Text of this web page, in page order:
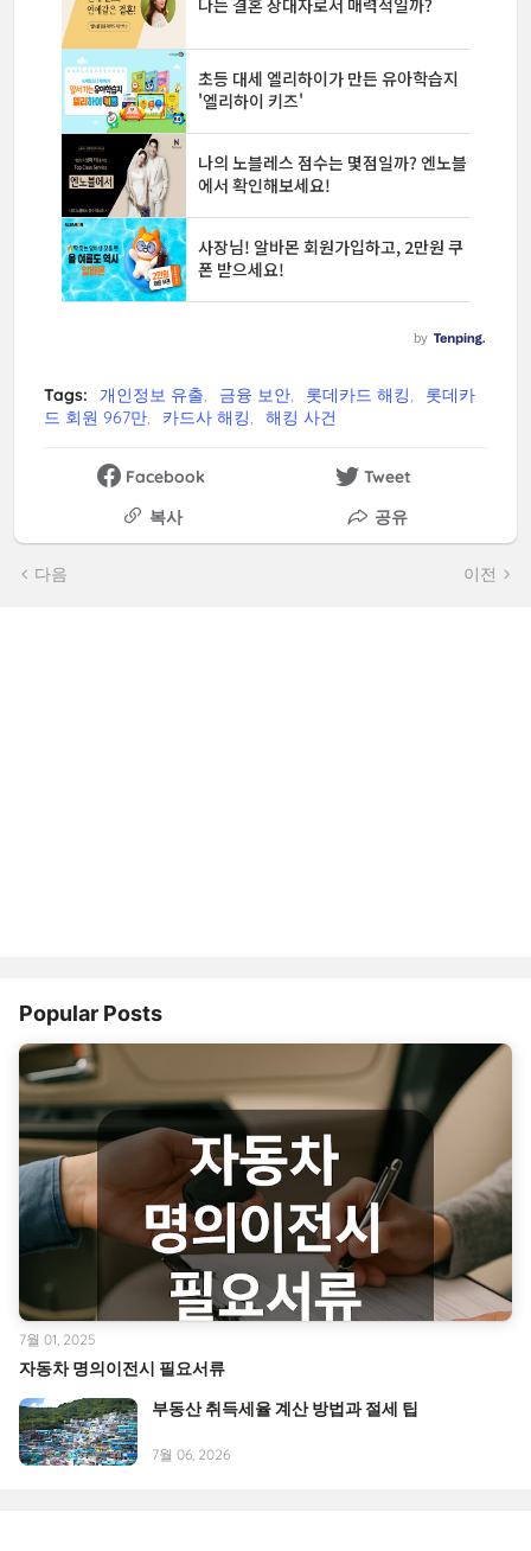
Tags: 개인정보 유출 금융 보안 롯데카드 해킹
롯데카
드 회원 967만
카드사 해킹 해킹 사건
Facebook
Tweet
복사
공유
다음 이전
Popular Posts
자동차 명의이전시 필요서류
7월 01, 2025
부동산 취득세율 계산 방법과 절세 팁
7월 06, 2026